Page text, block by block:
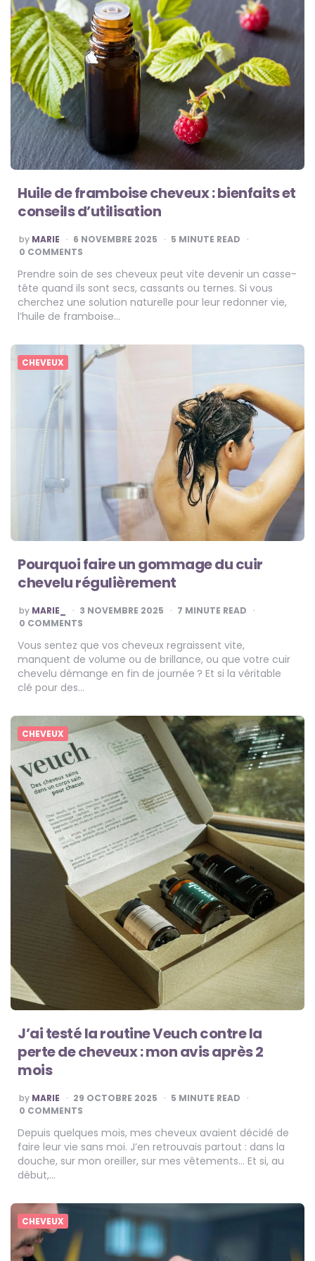
Huile de framboise cheveux : bienfaits et
conseils d’utilisation
POSTED
BY
by MARIE 6 NOVEMBRE 2025 5 MINUTE READ
0 COMMENTS
Prendre soin de ses cheveux peut vite devenir un casse-
tête quand ils sont secs, cassants ou ternes. Si vous
cherchez une solution naturelle pour leur redonner vie,
l’huile de framboise…
CHEVEUX
Pourquoi faire un gommage du cuir
chevelu régulièrement
POSTED
BY
by MARIE_ 3 NOVEMBRE 2025 7 MINUTE READ
0 COMMENTS
Vous sentez que vos cheveux regraissent vite,
manquent de volume ou de brillance, ou que votre cuir
chevelu démange en fin de journée ? Et si la véritable
clé pour des…
CHEVEUX
J’ai testé la routine Veuch contre la
perte de cheveux : mon avis après 2
mois
POSTED
BY
by MARIE 29 OCTOBRE 2025 5 MINUTE READ
0 COMMENTS
Depuis quelques mois, mes cheveux avaient décidé de
faire leur vie sans moi. J’en retrouvais partout : dans la
douche, sur mon oreiller, sur mes vêtements… Et si, au
début,…
CHEVEUX